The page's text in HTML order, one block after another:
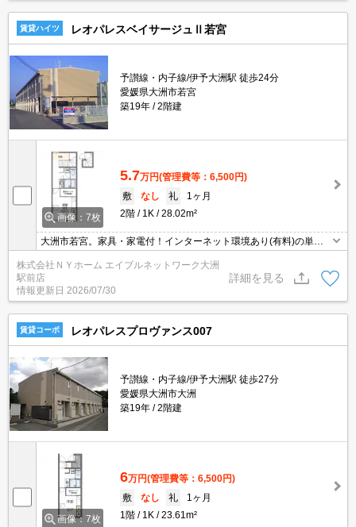
賃貸ハイツ レオパレスベイサージュⅡ若宮
予讃線・内子線/伊予大洲駅 徒歩24分
愛媛県大洲市若宮
築19年
2階建
画像：7枚
5.7万円(管理費等：6,500円)
敷
なし 礼
1ヶ月
2階
1K 28.02m²
大洲市若宮。家具・家電付！インターネット環境あり(有料)の単身
向け物件♪お気軽にお問合せ下さい！！
株式会社ＮＹホーム エイブルネットワーク大洲
駅前店
情報更新日 2026/07/30
詳細を見る
賃貸コーポ レオパレスプロヴァンス007
予讃線・内子線/伊予大洲駅 徒歩27分
愛媛県大洲市大洲
築19年
2階建
画像：7枚
6万円(管理費等：6,500円)
敷
なし 礼
1ヶ月
1階
1K 23.61m²